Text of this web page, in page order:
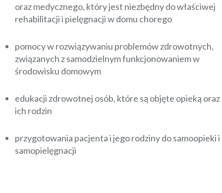
oraz medycznego, który jest niezbędny do właściwej
rehabilitacji i pielęgnacji w domu chorego
pomocy w rozwiązywaniu problemów zdrowotnych,
związanych z samodzielnym funkcjonowaniem w
środowisku domowym
edukacji zdrowotnej osób, które są objęte opieką oraz
ich rodzin
przygotowania pacjenta i jego rodziny do samoopieki i
samopielęgnacji